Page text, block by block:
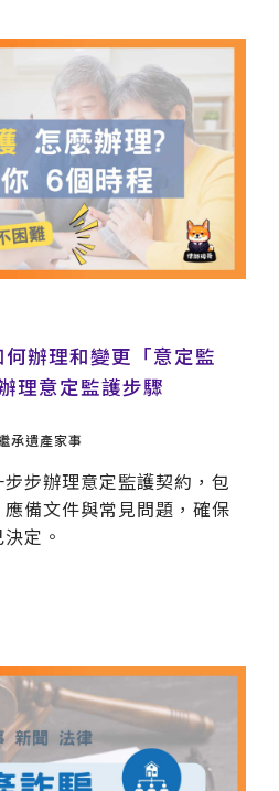
何辦理和變更「意定監
理意定監護步驟
承遺產家事
步辦理意定監護契約，包
備文件與常見問題，確保
定。